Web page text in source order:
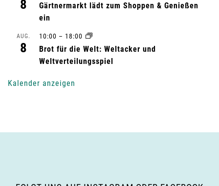
a
8
Gärtnermarkt lädt zum Shoppen & Genießen
ein
AUG.
8
10:00 – 18:00
Brot für die Welt: Weltacker und
Weltverteilungsspiel
Kalender anzeigen